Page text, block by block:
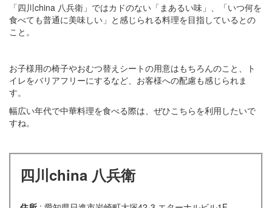
「四川china 八兵衛」ではカドのない「まあるい味」、「いつ何を
食べても普通に美味しい」と感じられる料理を目指しているとの
こと。
お子様用の椅子やおむつ替えシートの用意はもちろんのこと、ト
イレをバリアフリーにするなど、お客様への配慮も感じられま
す。
幅広い年代で中華料理を食べる際は、ぜひこちらを利用したいで
すね。
四川china 八兵衛